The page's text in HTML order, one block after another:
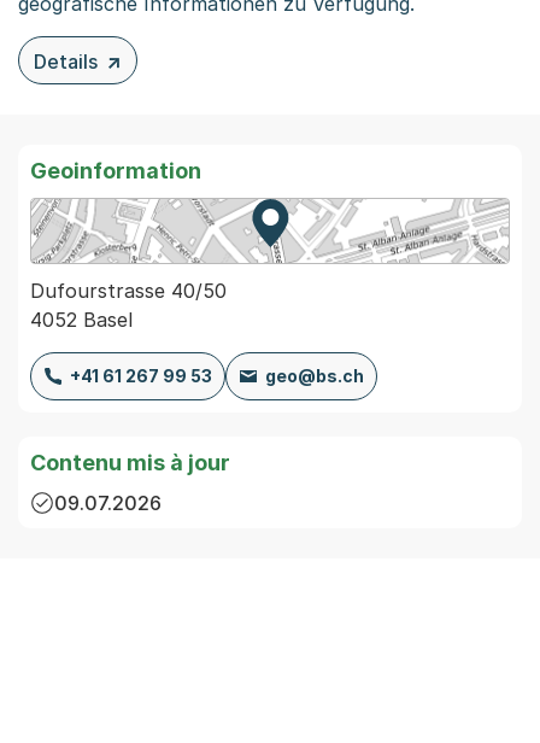
Details
zu diesem Inhalt: Copernicus Land Monitoring Service
Geoinformation
Zur Karte von MapBS.
Externer Link, wird in einem
Dufourstrasse 40/50
4052 Basel
+41 61 267 99 53 geo@bs.ch
Contenu mis à jour
09.07.2026